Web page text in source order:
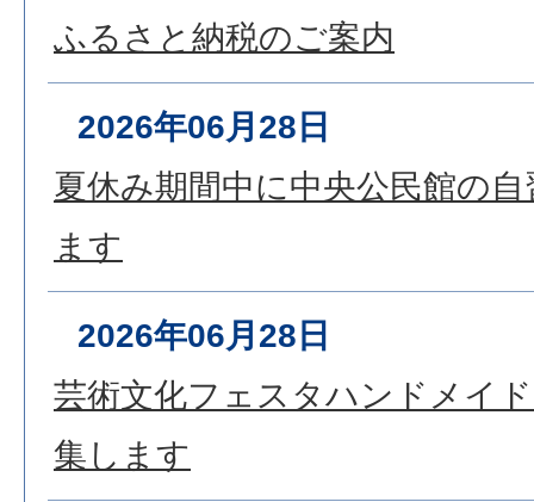
ふるさと納税のご案内
2026年06月28日
夏休み期間中に中央公民館の
ます
2026年06月28日
芸術文化フェスタハンドメイ
集します